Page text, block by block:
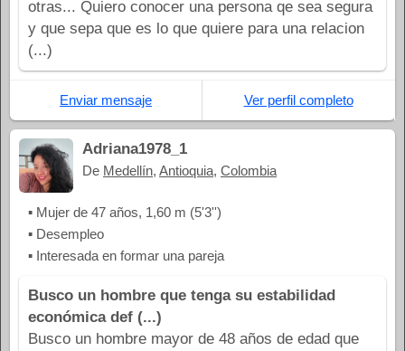
otras... Quiero conocer una persona qe sea segura
y que sepa que es lo que quiere para una relacion
(...)
Enviar mensaje Ver perfil completo
Adriana1978_1
De Medellín, Antioquia, Colombia
▪ Mujer de 47 años, 1,60 m (5'3'')
▪ Desempleo
▪ Interesada en formar una pareja
Busco un hombre que tenga su estabilidad
económica def (...)
Busco un hombre mayor de 48 años de edad que